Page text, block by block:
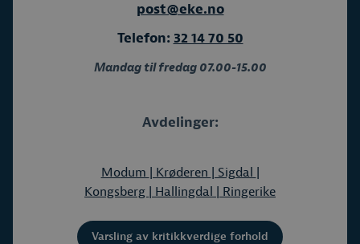
post@eke.no
Telefon: 32 14 70 50
Mandag til fredag 07.00-15.00
Avdelinger:
Modum | Krøderen | Sigdal
Kongsberg
| Hallingdal | Ringerike
Varsling av kritikkverdige forhold